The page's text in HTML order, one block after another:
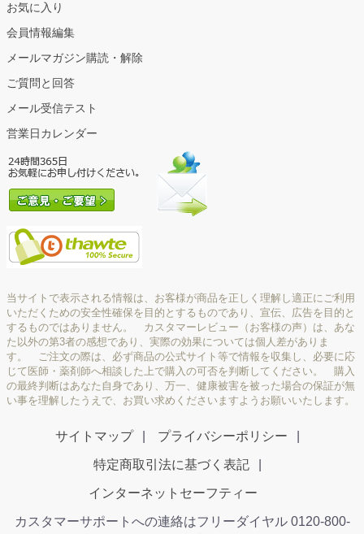
お気に入り
会員情報編集
メールマガジン購読・解除
ご質問と回答
メール受信テスト
営業日カレンダー
当サイトで表示される情報は、お客様が商品を正しく理解し適正にご利用
いただくための安全性確保を目的とするものであり、宣伝、広告を目的と
するものではありません。 カスタマーレビュー（お客様の声）は、あな
た以外の第3者の感想であり、実際の効果については個人差がありま
す。 ご注文の際は、必ず商品の公式サイト等で情報を収集し、必要に応
じて医師・薬剤師へ相談した上で購入の可否を判断してください。 購入
の最終判断はあなた自身であり、万一、健康被害を被った場合の保証が無
い事を理解したうえで、お買い求めくださいますようお願いいたします。
サイトマップ プライバシーポリシー
特定商取引法に基づく表記
インターネットセーフティー
カスタマーサポートへの連絡はフリーダイヤル 0120-800-